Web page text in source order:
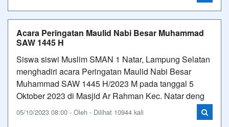
Acara Peringatan Maulid Nabi Besar Muhammad
SAW 1445 H
Siswa siswi Muslim SMAN 1 Natar, Lampung Selatan
menghadiri acara Peringatan Maulid Nabi Besar
Muhammad SAW 1445 H/2023 M pada tanggal 5
Oktober 2023 di Masjid Ar Rahman Kec. Natar deng
05/10/2023 08:00 - Oleh - Dilihat 10944 kali